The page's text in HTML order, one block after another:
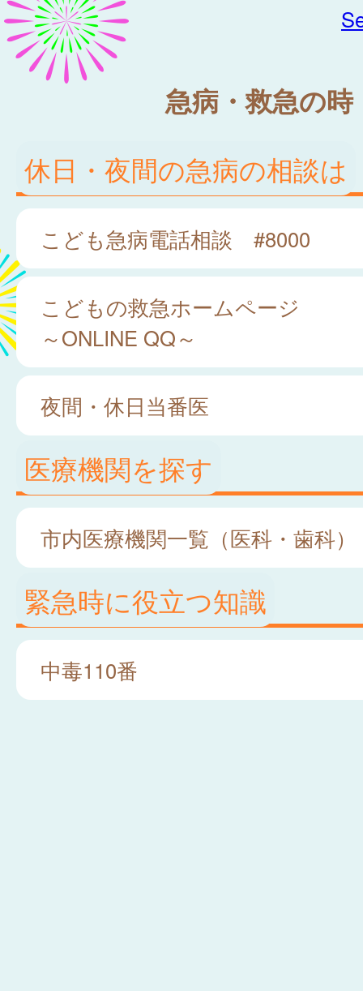
急病・救急の時
休日・夜間の急病の相談は
こども急病電話相談 #8000
こどもの救急ホームページ
～ONLINE QQ～
夜間・休日当番医
医療機関を探す
市内医療機関一覧（医科・歯科）
緊急時に役立つ知識
中毒110番